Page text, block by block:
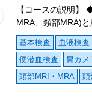
【コースの説明】
MRA、頸部MRA)と
基本検査 血液検査
便潜血検査
胃カメ
頭部MRI・MRA
頭